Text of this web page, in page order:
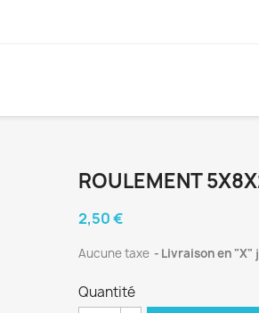
ROULEMENT
2,50 €
Aucune taxe Livraison en
Quantité